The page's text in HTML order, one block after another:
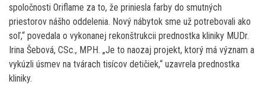
spoločnosti Oriflame za to, že priniesla farby do smutných
priestorov nášho oddelenia. Nový nábytok sme už potrebovali ako
soľ,“ povedala o vykonanej rekonštrukcii prednostka kliniky MUDr.
Irina Šebová, CSc., MPH. „Je to naozaj projekt, ktorý má význam a
vykúzli úsmev na tvárach tisícov detičiek,“ uzavrela prednostka
kliniky.